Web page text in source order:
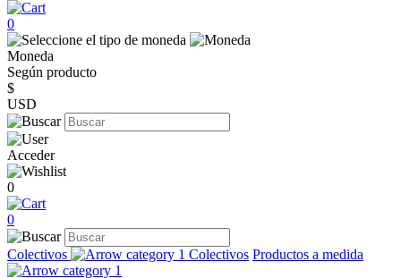
0
Moneda
Según producto
$
USD
Acceder
0
0
Colectivos Colectivos Productos a medida